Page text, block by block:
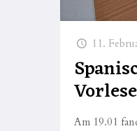
11.
Am 19.01